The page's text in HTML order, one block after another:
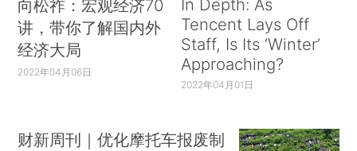
向松祚：宏观经济70
讲，带你了解国内外
经济大局
2022年04月06日
In Depth: As
Tencent Lays Off
Staff, Is Its ‘Winter’
Approaching?
2022年04月01日
财新周刊｜优化摩托车报废制